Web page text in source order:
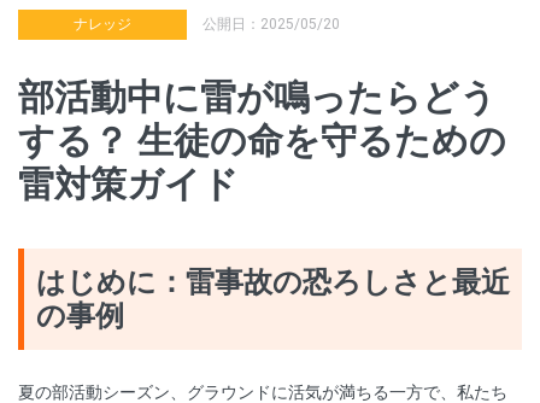
ナレッジ 公開日：2025/05/20
部活動中に雷が鳴ったらどう
する？ 生徒の命を守るための
雷対策ガイド
はじめに：雷事故の恐ろしさと最近
の事例
夏の部活動シーズン、グラウンドに活気が満ちる一方で、私たち